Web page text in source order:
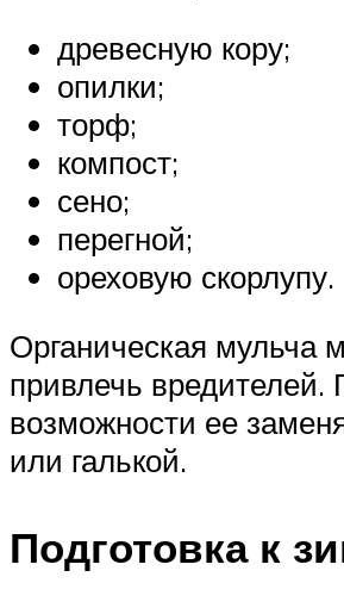
древесную кору;
опилки;
торф;
компост;
сено;
перегной;
ореховую скорлупу.
Органическая мульча
привлечь вредителей.
возможности ее
или галькой.
Подготовка к